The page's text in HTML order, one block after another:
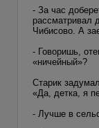
- За час
рассматривал
Чибисово. А
- Говоришь,
«ничейный»?
Старик
«Да, детка, я
- Лучше в